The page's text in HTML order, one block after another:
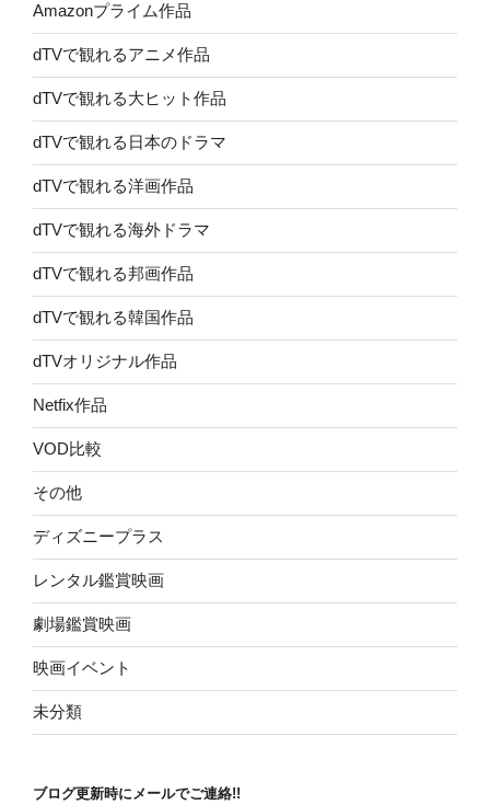
Amazonプライム作品
dTVで観れるアニメ作品
dTVで観れる大ヒット作品
dTVで観れる日本のドラマ
dTVで観れる洋画作品
dTVで観れる海外ドラマ
dTVで観れる邦画作品
dTVで観れる韓国作品
dTVオリジナル作品
Netfix作品
VOD比較
その他
ディズニープラス
レンタル鑑賞映画
劇場鑑賞映画
映画イベント
未分類
ブログ更新時にメールでご連絡!!